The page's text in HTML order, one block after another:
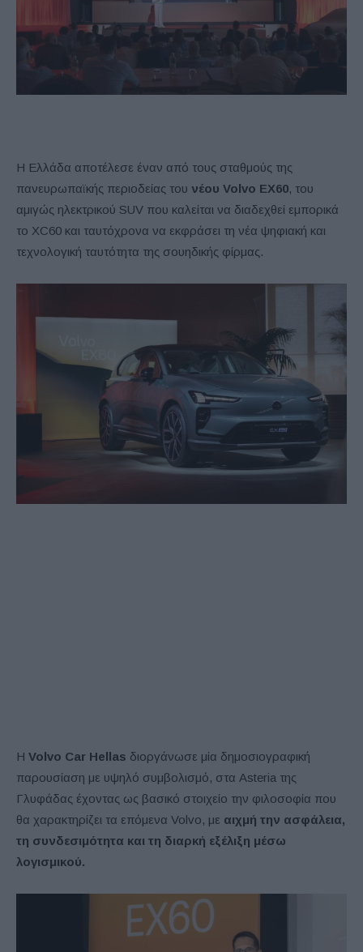
Η Ελλάδα αποτέλεσε έναν από τους σταθμούς της
πανευρωπαϊκής περιοδείας του νέου Volvo EX60, του
αμιγώς ηλεκτρικού SUV που καλείται να διαδεχθεί εμπορικά
το XC60 και ταυτόχρονα να εκφράσει τη νέα ψηφιακή και
τεχνολογική ταυτότητα της σουηδικής φίρμας.
Η Volvo Car Hellas διοργάνωσε μία δημοσιογραφική
παρουσίαση με υψηλό συμβολισμό, στα Asteria της
Γλυφάδας έχοντας ως βασικό στοιχείο την φιλοσοφία που
θα χαρακτηρίζει τα επόμενα Volvo, με αιχμή την ασφάλεια,
τη συνδεσιμότητα και τη διαρκή εξέλιξη μέσω
λογισμικού.